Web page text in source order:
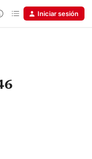
Iniciar sesión